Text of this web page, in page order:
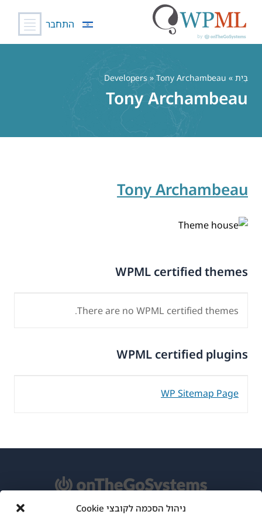
ניהול הסכמה לקובצי Cookie
התחבר
בַּיִת » Developers » Tony Archambeau
Tony Archambeau
Tony Archambeau
WPML certified themes
There are no WPML certified themes.
WPML certified plugins
WP Sitemap Page